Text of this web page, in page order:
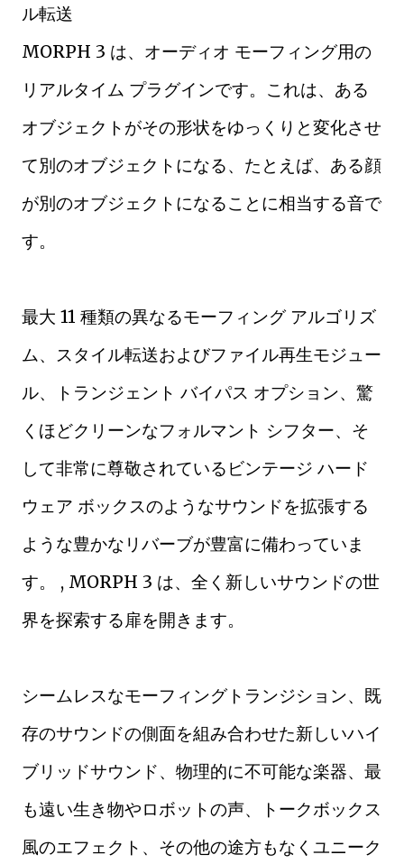
ル転送
MORPH 3 は、オーディオ モーフィング用の
リアルタイム プラグインです。これは、ある
オブジェクトがその形状をゆっくりと変化させ
て別のオブジェクトになる、たとえば、ある顔
が別のオブジェクトになることに相当する音で
す。
最大 11 種類の異なるモーフィング アルゴリズ
ム、スタイル転送およびファイル再生モジュー
ル、トランジェント バイパス オプション、驚
くほどクリーンなフォルマント シフター、そ
して非常に尊敬されているビンテージ ハード
ウェア ボックスのようなサウンドを拡張する
ような豊かなリバーブが豊富に備わっていま
す。 , MORPH 3 は、全く新しいサウンドの世
界を探索する扉を開きます。
シームレスなモーフィングトランジション、既
存のサウンドの側面を組み合わせた新しいハイ
ブリッドサウンド、物理的に不可能な楽器、最
も遠い生き物やロボットの声、トークボックス
風のエフェクト、その他の途方もなくユニーク